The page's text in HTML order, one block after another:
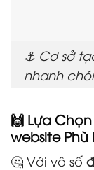
⚓ Cơ sở
nhanh
🙌 Lựa
website Phù
🤔 Với vô số